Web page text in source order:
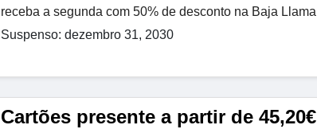
receba a segunda com 50% de desconto na Baja Llama
Suspenso: dezembro 31, 2030
Cartões presente a partir de 45,20€